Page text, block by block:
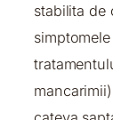
stabilita de